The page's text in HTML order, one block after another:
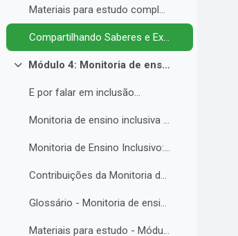
Materiais para estudo complementar - Módulo 3.
Compartilhando Saberes e Experiências. 2
Contrair
Módulo 4: Monitoria de ensino inclusiva no processo formativo de estudantes com Necessidades Educacionais Específicas - NEE no contexto da Educação Profissional e Tecnológica.
E por falar em inclusão...
Monitoria de ensino inclusiva junto a estudante com Necessidades Educacionais Específicas - NEE no contexto da Educação Profissional e Tecnológica.
Monitoria de Ensino Inclusivo: Conceitos e Objetivos.
Contribuições da Monitoria de ensino inclusiva para o estudante com Necessidades Educacionais Específicas.
Glossário - Monitoria de ensino e educação inclusiva.
Materiais para estudo - Módulo 4.